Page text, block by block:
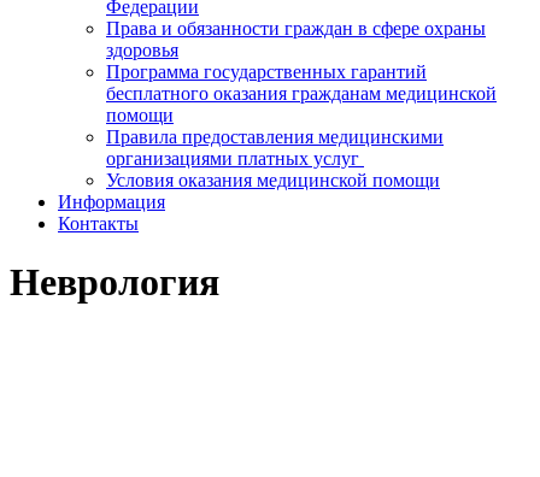
Федерации
Права и обязанности граждан в сфере охраны
здоровья
Программа государственных гарантий
бесплатного оказания гражданам медицинской
помощи
Правила предоставления медицинскими
организациями платных услуг
Условия оказания медицинской помощи
Информация
Контакты
Неврология